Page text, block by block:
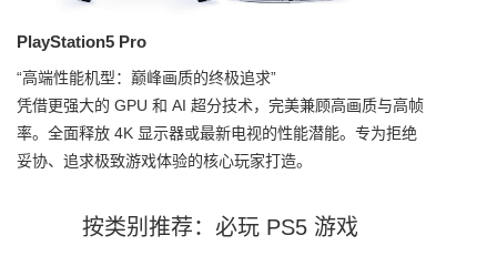
PlayStation5 Pro
“高端性能机型：巅峰画质的终极追求”
凭借更强大的 GPU 和 AI 超分技术，完美兼顾高画质与高帧
率。全面释放 4K 显示器或最新电视的性能潜能。专为拒绝
妥协、追求极致游戏体验的核心玩家打造。
按类别推荐：必玩 PS5 游戏